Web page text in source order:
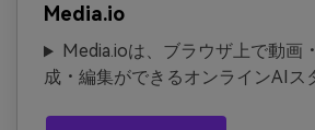
Media.io
Media.ioは、ブラウザ上で動画
成・編集ができるオンラインAIス